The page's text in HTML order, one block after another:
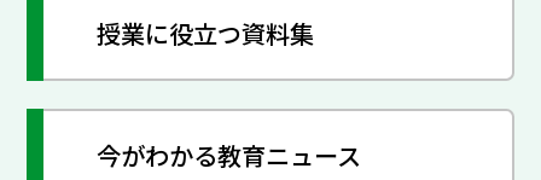
授業に役立つ資料集
今がわかる教育ニュース